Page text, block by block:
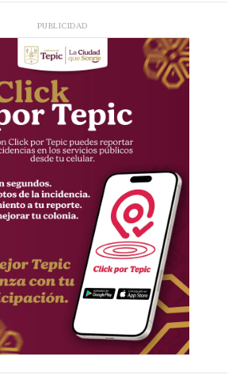
PUBLICIDAD